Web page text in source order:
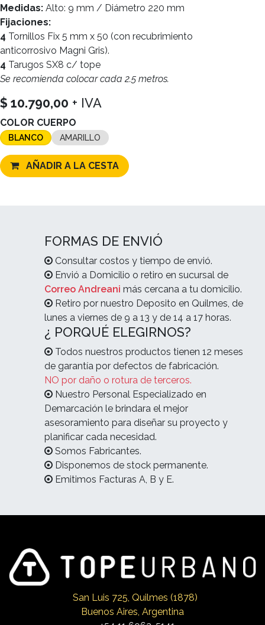
Medidas: Alto: 9 mm / Diámetro 220 mm
Fijaciones:
4 Tornillos Fix 5 mm x 50 (con recubrimiento
anticorrosivo Magni Gris).
4 Tarugos SX8 c/ tope
Se recomienda colocar cada 2.5 metros.
$ 10.790,00 + IVA
COLOR CUERPO
BLANCO AMARILLO
AÑADIR A LA CESTA
FORMAS DE ENVIÓ
Consultar costos y tiempo de envió.
Envió a Domicilio o retiro en sucursal de
Correo Andreani más cercana a tu domicilio.
Retiro por nuestro Deposito en Quilmes, de
lunes a viernes de 9 a 13 y de 14 a 17 horas.
¿ PORQUÉ ELEGIRNOS?
Todos nuestros productos tienen 12 meses
de garantía por defectos de fabricación.
NO por daño o rotura de terceros.
Nuestro Personal Especializado en
Demarcación le brindara el mejor
asesoramiento para diseñar su proyecto y
planificar cada necesidad.
Somos Fabricantes.
Disponemos de stock permanente.
Emitimos Facturas A, B y E.
San Luis 725, Quilmes (1878)
Buenos Aires, Argentina